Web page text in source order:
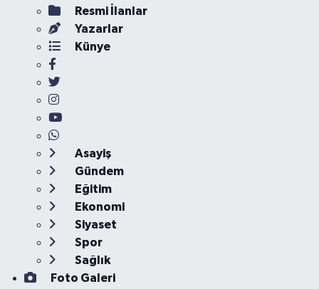
Resmi İlanlar
Yazarlar
Künye
Asayiş
Gündem
Eğitim
Ekonomi
Siyaset
Spor
Sağlık
Foto Galeri